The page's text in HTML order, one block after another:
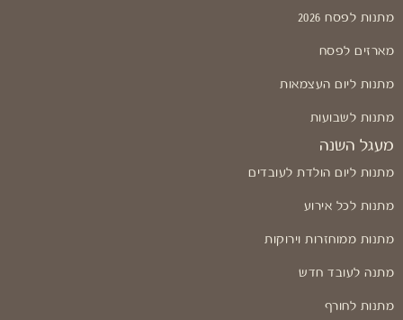
מתנות לפסח 2026
מארזים לפסח
מתנות ליום העצמאות
מתנות לשבועות
מעגל השנה
מתנות ליום הולדת לעובדים
מתנות לכל אירוע
מתנות ממוחזרות וירוקות
מתנה לעובד חדש
מתנות לחורף